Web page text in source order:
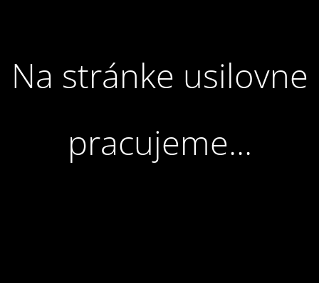
Na stránke usilovne
pracujeme...